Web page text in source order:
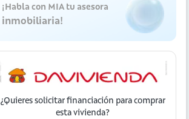
¡Habla con MIA tu asesora
inmobiliaria!
¿Quieres solicitar financiación paracomprar
esta vivienda?